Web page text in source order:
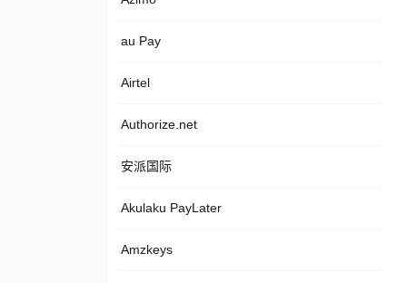
au Pay
Airtel
Authorize.net
安派国际
Akulaku PayLater
Amzkeys